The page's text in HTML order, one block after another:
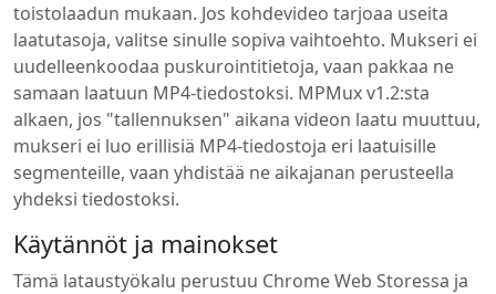
toistolaadun mukaan. Jos kohdevideo tarjoaa useita
laatutasoja, valitse sinulle sopiva vaihtoehto. Mukseri ei
uudelleenkoodaa puskurointitietoja, vaan pakkaa ne
samaan laatuun MP4-tiedostoksi. MPMux v1.2:sta
alkaen, jos "tallennuksen" aikana videon laatu muuttuu,
mukseri ei luo erillisiä MP4-tiedostoja eri laatuisille
segmenteille, vaan yhdistää ne aikajanan perusteella
yhdeksi tiedostoksi.
Käytännöt ja mainokset
Tämä lataustyökalu perustuu Chrome Web Storessa ja